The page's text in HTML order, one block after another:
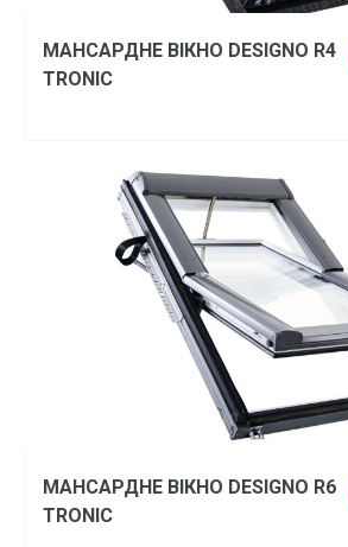
МАНСАРДНЕ ВІКНО DESIGNO R4
TRONIC
МАНСАРДНЕ ВІКНО DESIGNO R6
TRONIC